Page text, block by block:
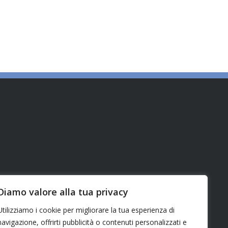
valore alla tua privacy
i cookie per migliorare la tua esperienza di
offrirti pubblicità o contenuti personalizzati e